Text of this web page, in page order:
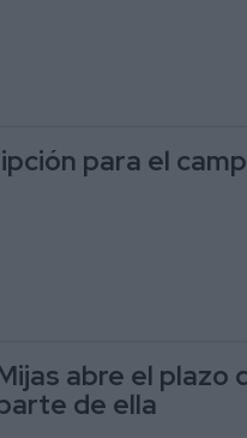
para el
abre el plazo
de ella